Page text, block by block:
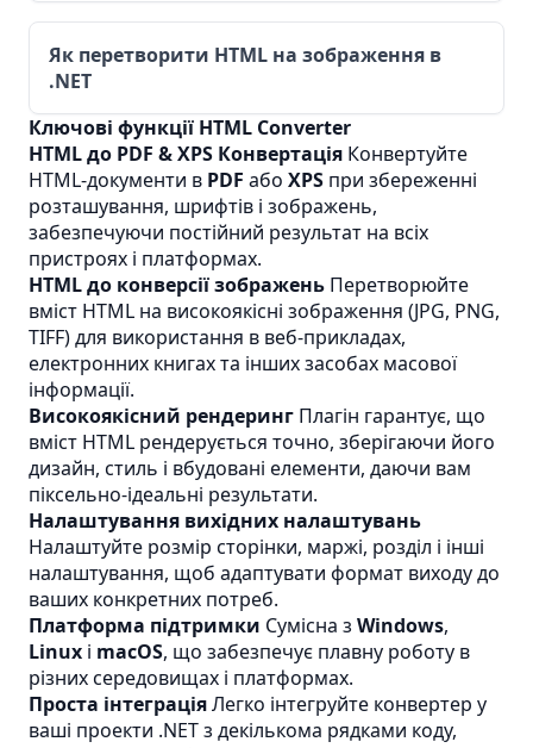
Як перетворити HTML на зображення в
.NET
Ключові функції HTML Converter
HTML до PDF & XPS Конвертація Конвертуйте
HTML-документи в PDF або XPS при збереженні
розташування, шрифтів і зображень,
забезпечуючи постійний результат на всіх
пристроях і платформах.
HTML до конверсії зображень Перетворюйте
вміст HTML на високоякісні зображення (JPG, PNG,
TIFF) для використання в веб-прикладах,
електронних книгах та інших засобах масової
інформації.
Високоякісний рендеринг Плагін гарантує, що
вміст HTML рендерується точно, зберігаючи його
дизайн, стиль і вбудовані елементи, даючи вам
піксельно-ідеальні результати.
Налаштування вихідних налаштувань
Налаштуйте розмір сторінки, маржі, розділ і інші
налаштування, щоб адаптувати формат виходу до
ваших конкретних потреб.
Платформа підтримки Сумісна з Windows,
Linux і macOS, що забезпечує плавну роботу в
різних середовищах і платформах.
Проста інтеграціяЛегко інтегруйте конвертер у
ваші проекти .NET з декількома рядками коду,